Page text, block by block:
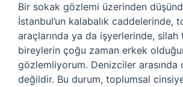
Bir sokak gözlemi üzerinden
İstanbul’un kalabalık caddelerinde,
araçlarında ya da işyerlerinde, silah
bireylerin çoğu zaman erkek
gözlemliyorum. Denizciler arasında
değildir. Bu durum, toplumsal